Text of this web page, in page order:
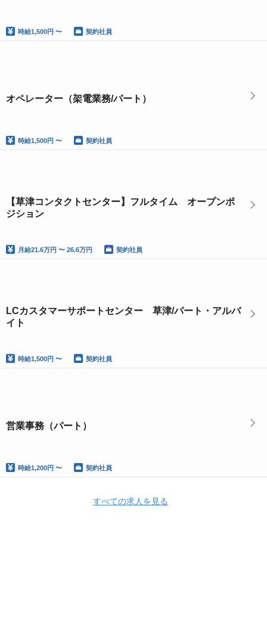
時給1,500円 〜 契約社員
オペレーター（架電業務/パート）
時給1,500円 〜 契約社員
【草津コンタクトセンター】フルタイム オープンポ
ジション
月給21.6万円 〜 26.6万円 契約社員
LCカスタマーサポートセンター 草津/パート・アルバ
イト
時給1,500円 〜 契約社員
営業事務（パート）
時給1,200円 〜 契約社員
すべての求人を見る